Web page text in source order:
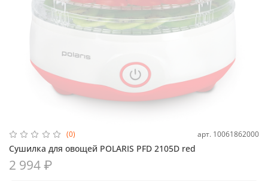
(0) арт. 10061862000
Сушилка для овощей POLARIS PFD 2105D red
2 994 ₽